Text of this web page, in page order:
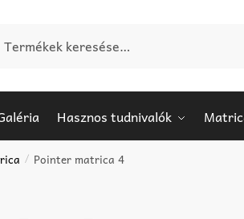
Hasznos tudnivalók
/ Pointer matrica 4